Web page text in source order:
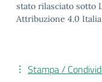
stato rilasciato sotto
Attribuzione 4.0
Stampa /